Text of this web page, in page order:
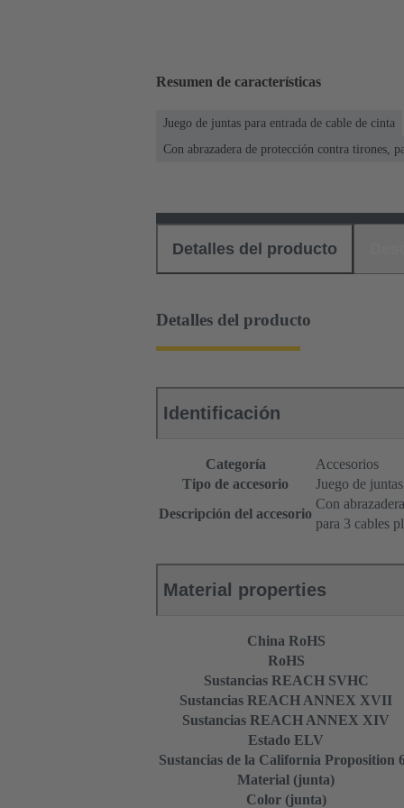
Resumen de características
Juego de juntas para entrada de cable de cinta
Con abrazadera de protección contra tirones,
Detalles del producto
Detalles del producto
Identificación
Categoría
Accesorios
Tipo de accesorio
Juego de
Descripción del accesorio
Con
para 3 cables
Material properties
China RoHS
RoHS
Sustancias REACH SVHC
Sustancias REACH ANNEX XVII
Sustancias REACH ANNEX XIV
Estado ELV
Sustancias de la California Proposition
Material (junta)
Color (junta)